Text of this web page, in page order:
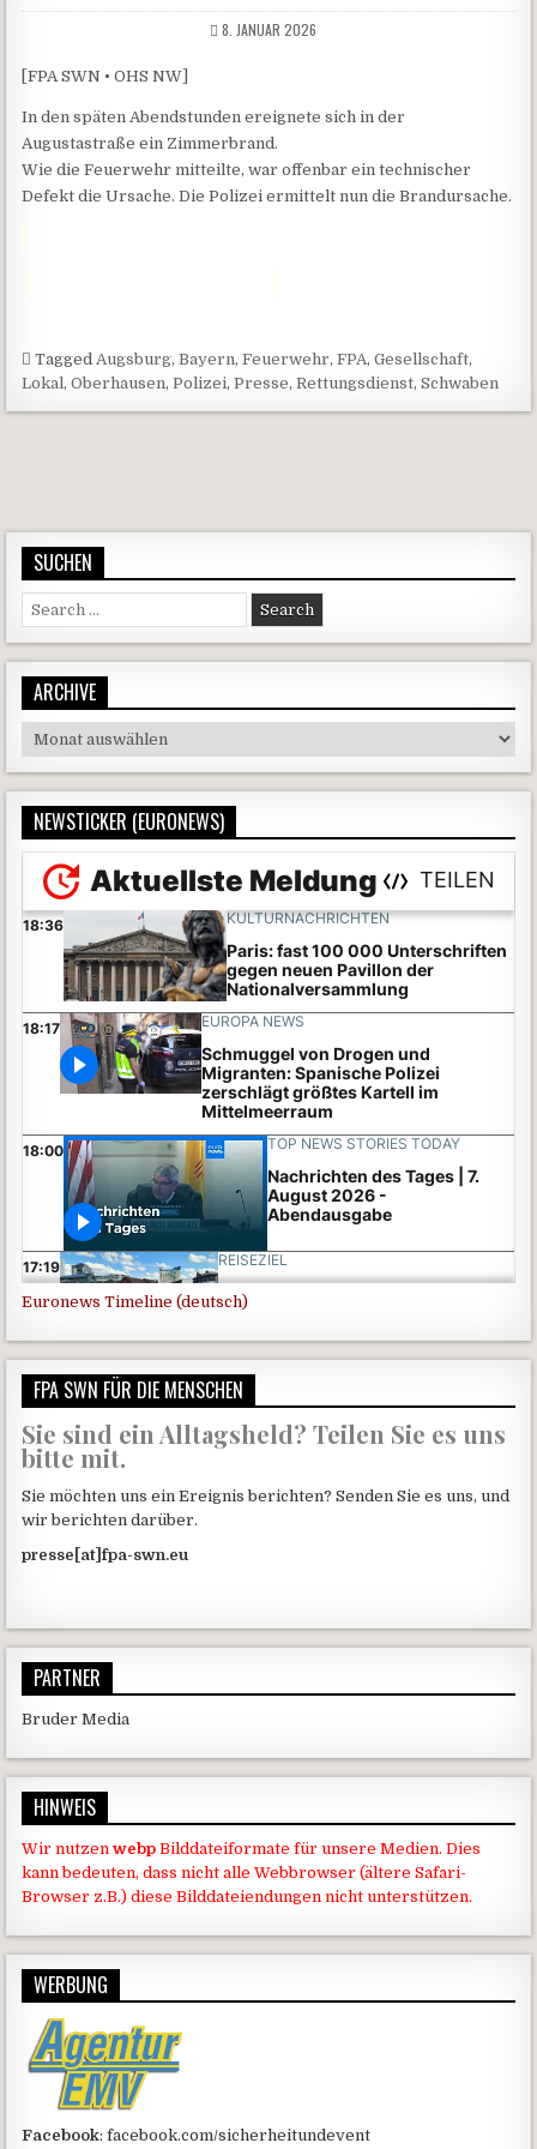
8. JANUAR 2026
[FPA SWN • OHS NW]
In den späten Abendstunden ereignete sich in der
Augustastraße ein Zimmerbrand.
Wie die Feuerwehr mitteilte, war offenbar ein technischer
Defekt die Ursache. Die Polizei ermittelt nun die Brandursache.
Tagged Augsburg, Bayern, Feuerwehr, FPA, Gesellschaft,
Lokal, Oberhausen, Polizei, Presse, Rettungsdienst, Schwaben
SUCHEN
Search for:
ARCHIVE
Archive
NEWSTICKER (EURONEWS)
Euronews Timeline (deutsch)
FPA SWN FÜR DIE MENSCHEN
Sie sind ein Alltagsheld? Teilen Sie es uns
bitte mit.
Sie möchten uns ein Ereignis berichten? Senden Sie es uns, und
wir berichten darüber.
presse[at]fpa-swn.eu
PARTNER
Bruder Media
HINWEIS
Wir nutzen webp Bilddateiformate für unsere Medien. Dies
kann bedeuten, dass nicht alle Webbrowser (ältere Safari-
Browser z.B.) diese Bilddateiendungen nicht unterstützen.
WERBUNG
Facebook: facebook.com/sicherheitundevent